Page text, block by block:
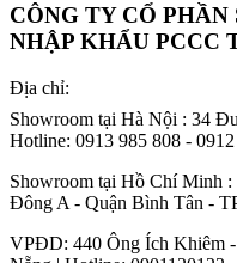
CÔNG TY CỔ
NHẬP KHẨU PCCC
Địa chỉ:
Showroom tại Hà Nội : 34
Hotline: 0913 985 808 -
Showroom tại Hồ Chí Minh
Đông A - Quận Bình Tân -
VPĐD: 440 Ông Ích Khiêm